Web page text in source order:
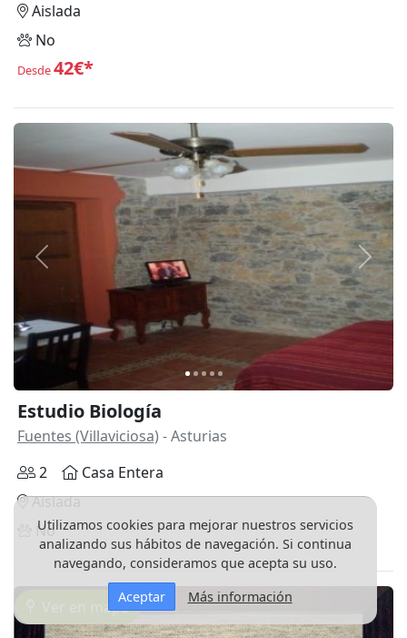
Aislada
No
Desde42€*
Anterior
Estudio Biología
Fuentes (Villaviciosa) - Asturias
2
Casa Entera
Aislada
No
Ver en mapa
Utilizamos cookies para mejorar nuestros servicios
analizando sus hábitos de navegación. Si continua
navegando, consideramos que acepta su uso.
Aceptar
Más información